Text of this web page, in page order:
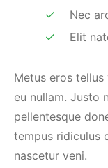
Nec
Elit
Metus eros
eu nullam. Justo
pellentesque
tempus ridiculus
nascetur veni.